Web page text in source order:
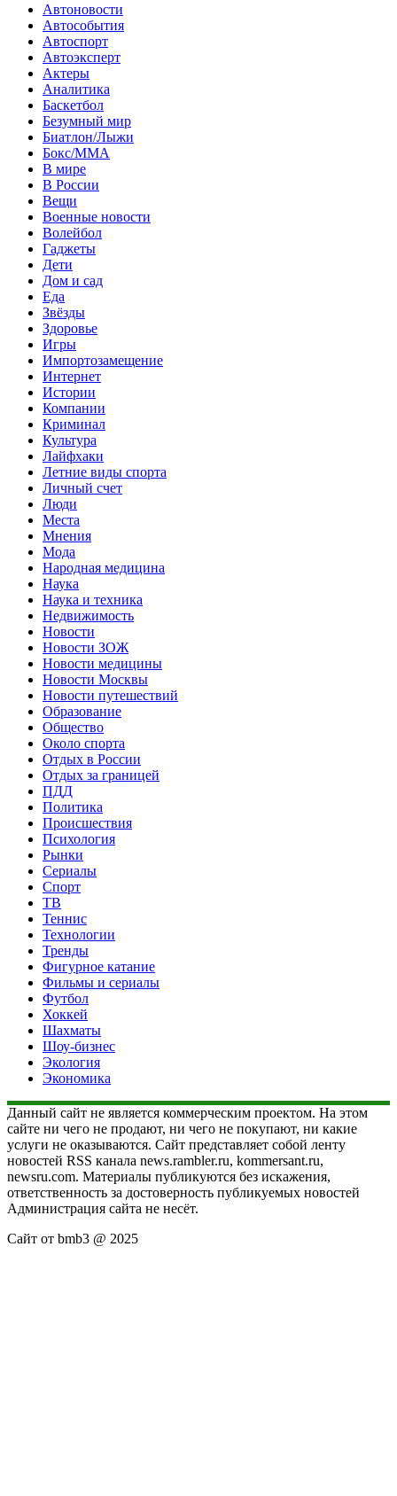
Автоновости
Автособытия
Автоспорт
Автоэксперт
Актеры
Аналитика
Баскетбол
Безумный мир
Биатлон/Лыжи
Бокс/MMA
В мире
В России
Вещи
Военные новости
Волейбол
Гаджеты
Дети
Дом и сад
Еда
Звёзды
Здоровье
Игры
Импортозамещение
Интернет
Истории
Компании
Криминал
Культура
Лайфхаки
Летние виды спорта
Личный счет
Люди
Места
Мнения
Мода
Народная медицина
Наука
Наука и техника
Недвижимость
Новости
Новости ЗОЖ
Новости медицины
Новости Москвы
Новости путешествий
Образование
Общество
Около спорта
Отдых в России
Отдых за границей
ПДД
Политика
Происшествия
Психология
Рынки
Сериалы
Спорт
ТВ
Теннис
Технологии
Тренды
Фигурное катание
Фильмы и сериалы
Футбол
Хоккей
Шахматы
Шоу-бизнес
Экология
Экономика
Данный сайт не является коммерческим проектом. На этом
сайте ни чего не продают, ни чего не покупают, ни какие
услуги не оказываются. Сайт представляет собой ленту
новостей RSS канала news.rambler.ru, kommersant.ru,
newsru.com. Материалы публикуются без искажения,
ответственность за достоверность публикуемых новостей
Администрация сайта не несёт.
Сайт от bmb3 @ 2025